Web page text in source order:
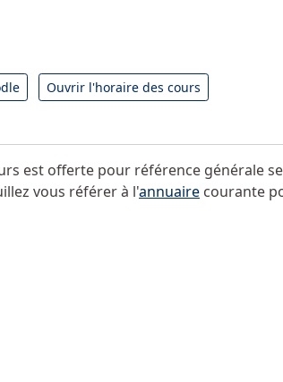
Ouvrir l'horaire des cours
est offerte pour référence générale
vous référer à l'annuaire courante